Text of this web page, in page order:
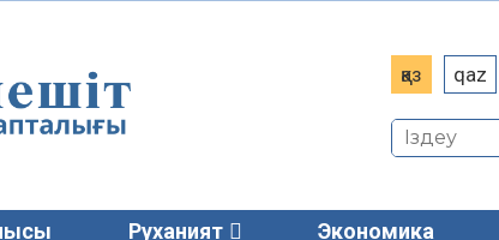
қаз qaz
Руханият Экономика